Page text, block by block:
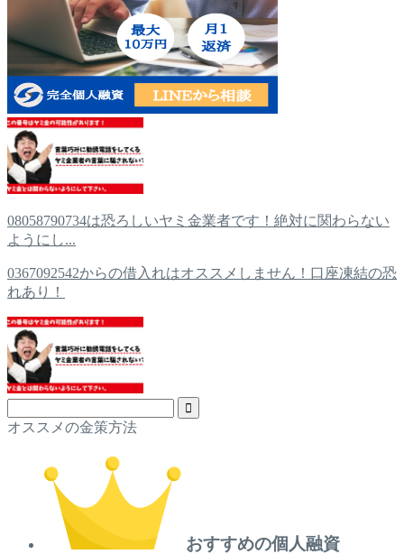
08058790734は恐ろしいヤミ金業者です！絶対に関わらない
ようにし...
0367092542からの借入れはオススメしません！口座凍結の恐
れあり！
オススメの金策方法
おすすめの個人融資